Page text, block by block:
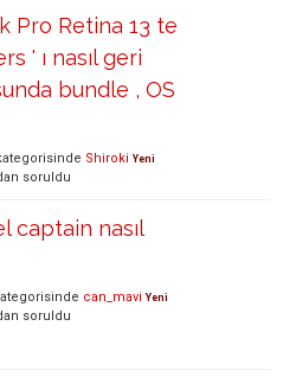
Pro Retina 13 te
' ı nasıl geri
bundle , OS
Shiroki Yeni
soruldu
captain nasıl
can_mavi Yeni
soruldu